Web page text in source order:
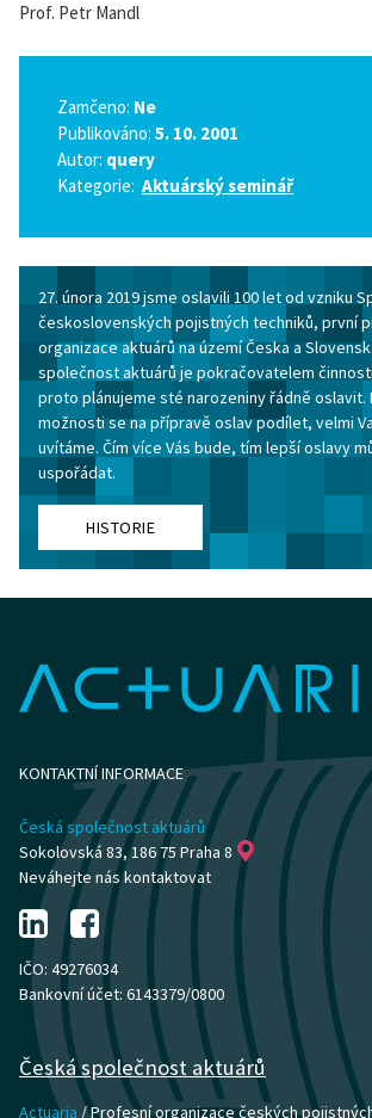
Prof. Petr Mandl
Zamčeno: Ne
Publikováno: 5. 10. 2001
Autor: query
Kategorie: Aktuárský seminář
27. února 2019 jsme oslavili 100 let od vzniku
československých pojistných techniků, první
organizace aktuárů na území Česka a
společnost aktuárů je pokračovatelem
proto plánujeme sté narozeniny řádně oslavit.
možnosti se na přípravě oslav podílet, velmi
uvítáme. Čím více Vás bude, tím lepší oslavy
uspořádat.
HISTORIE
KONTAKTNÍ INFORMACE
Česká společnost aktuárů
Sokolovská 83, 186 75 Praha 8
Neváhejte nás kontaktovat
IČO: 49276034
Bankovní účet: 6143379/0800
Česká společnost aktuárů
Actuaria / Profesní organizace českých